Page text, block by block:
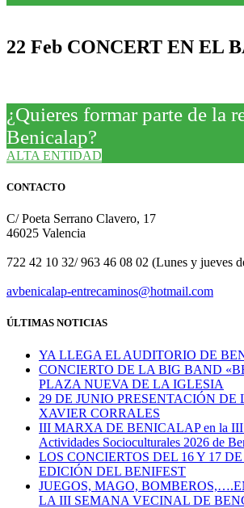
22 Feb CONCERT EN EL
¿Quieres formar parte de la
Benicalap?
ALTA ENTIDAD
CONTACTO
C/ Poeta Serrano Clavero, 17
46025 Valencia
722 42 10 32/ 963 46 08 02 (Lunes y jueves
avbenicalap-entrecaminos@hotmail.com
ÚLTIMAS NOTICIAS
YA LLEGA EL AUDITORIO DE
CONCIERTO DE LA BIG BAND
PLAZA NUEVA DE LA IGLESIA
29 DE JUNIO PRESENTACIÓN DE
XAVIER CORRALES
III MARXA DE BENICALAP en la III
Actividades Socioculturales 2026 de
LOS CONCIERTOS DEL 16 Y 17
EDICIÓN DEL BENIFEST
JUEGOS, MAGO,
LA III SEMANA VECINAL DE